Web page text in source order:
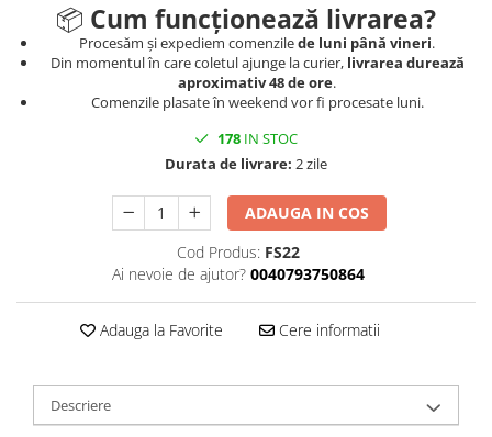
Motricitate și Coordonare
Prim Ajutor
📦 Cum funcționează livrarea?
Procesăm și expediem comenzilede luni până vineri.
Din momentul în care coletul ajunge la curier, livrarea durează
aproximativ 48 de ore.
Comenzile plasate în weekend vor fi procesate luni.
178 IN STOC
Durata de livrare: 2 zile
ADAUGA IN COS
Cod Produs: FS22
Ai nevoie de ajutor? 0040793750864
Adauga la Favorite Cere informatii
Descriere